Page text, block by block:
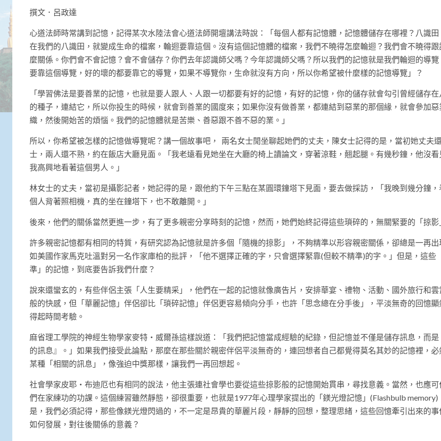
Link
撰文．呂政達
心道法師時常講到記憶，記得某次水陸法會心道法師開壇講法時說：「每個人都有記憶體，記憶體儲存在哪裡？八識
在我們的八識田，就變成生命的檔案，輪迴要靠這個。沒有這個記憶體的檔案，我們不曉得怎麼輪迴？我們會不曉得跟
麼關係。你們會不會記憶？會不會儲存？你們去年認識師父嗎？今年認識師父嗎？所以我們的記憶就是我們輪迴的導
要靠這個導覽，好的壞的都要靠它的導覽，如果不導覽你，生命就沒有方向，所以你希望被什麼樣的記憶導覽」？
「學習佛法是要善業的記憶，也就是要人跟人、人跟一切都要有好的記憶，有好的記憶，你的儲存就會勾引曾經儲存
的種子，連結它，所以你投生的時候，就會到善業的國度來；如果你沒有做善業，都連結到惡業的那個緣，就會參加
織，然後開始苦的煩惱。我們的記憶體就是苦樂、善惡跟不善不惡的業。」
所以，你希望被怎樣的記憶做導覽呢？講一個故事吧， 兩名女士閒坐聊起她們的丈夫，陳女士記得的是，當初她丈夫
士，兩人還不熟，約在飯店大廳見面。「我老遠看見她坐在大廳的椅上讀論文，穿著涼鞋，翹起腿。有幾秒鐘，他沒看
我高興地看著這個男人。」
林女士的丈夫，當初是攝影記者，她記得的是，跟他約下午三點在某圓環鐘塔下見面，要去做採訪，「我晚到幾分鐘，
個人背著照相機，真的坐在鐘塔下，也不敢離開。」
後來，他們的關係當然更進一步，有了更多親密分享時刻的記憶，然而，她們始終記得這些瑣碎的，無關緊要的「掠影
許多親密記憶都有相同的特質，有研究認為記憶就是許多個「隨機的掠影」，不夠精準以形容親密關係，卻總是一再出
如美國作家馬克吐溫對另一名作家庫柏的批評，「他不選擇正確的字，只會選擇緊靠(但較不精準)的字。」但是，這些
準」的記憶，到底要告訴我們什麼？
說來還蠻玄的，有些伴侶主張「人生要精采」，他們在一起的記憶就像廣告片，安排華宴、禮物、活動、國外旅行和雲
般的快感，但「華麗記憶」伴侶卻比「瑣碎記憶」伴侶更容易傾向分手，也許「思念總在分手後」，平淡無奇的回憶顯
得起時間考驗。
麻省理工學院的神經生物學家麥特‧威爾孫這樣說道：「我們把記憶當成經驗的紀錄，但記憶並不僅是儲存訊息，而是
的訊息』。」如果我們接受此論點，那麼在那些關於親密伴侶平淡無奇的，連回想者自己都覺得莫名其妙的記憶裡，
某種「相關的訊息」，像強迫中獎那樣，讓我們一再回想起。
社會學家皮耶‧布迪厄也有相同的說法，他主張連社會學也要從這些掠影般的記憶開始貫串，尋找意義。當然，也應可
們在家練功的功課。這個練習雖然靜態，卻很重要，也就是1977年心理學家提出的「鎂光燈記憶」(Flashbulb memory)
是，我們必須記得，那些像鎂光燈閃過的，不一定是昂貴的華麗片段，靜靜的回想，整理思緒，這些回憶牽引出來的
如何發展，對往後關係的意義？